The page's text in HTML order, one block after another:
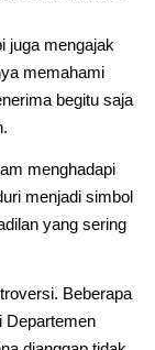
juga mengajak
memahami
begitu saja
menghadapi
menjadi simbol
yang sering
Beberapa
Departemen